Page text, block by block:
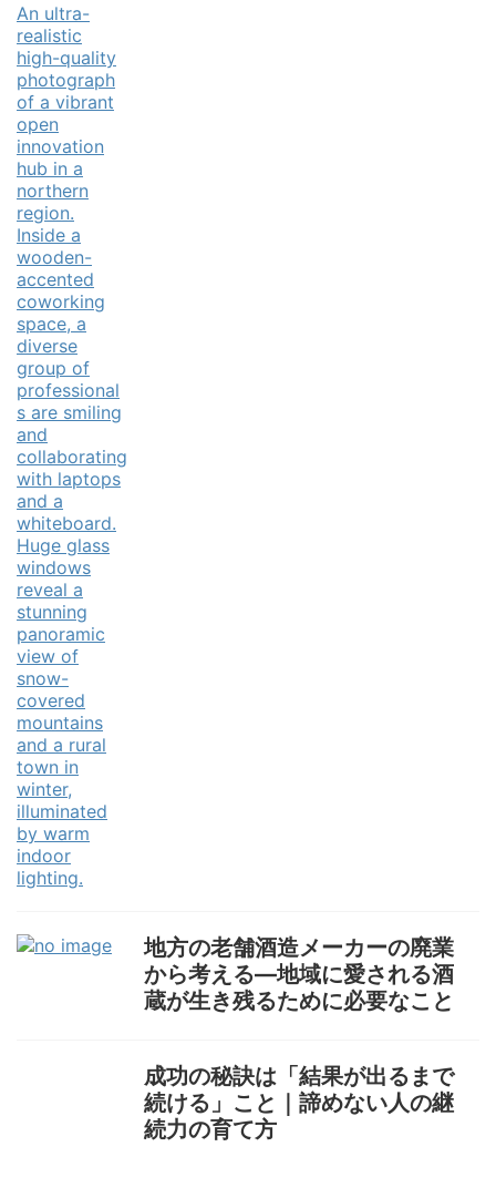
地方の老舗酒造メーカーの廃業
から考える―地域に愛される酒
蔵が生き残るために必要なこと
成功の秘訣は「結果が出るまで
続ける」こと｜諦めない人の継
続力の育て方